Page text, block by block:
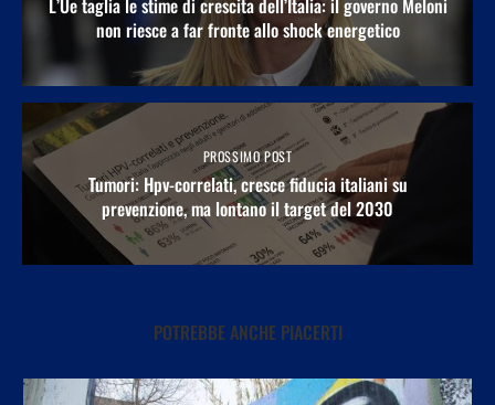
L’Ue taglia le stime di crescita dell’Italia: il governo Meloni
non riesce a far fronte allo shock energetico
PROSSIMO POST
Tumori: Hpv-correlati, cresce fiducia italiani su
prevenzione, ma lontano il target del 2030
POTREBBE ANCHE PIACERTI